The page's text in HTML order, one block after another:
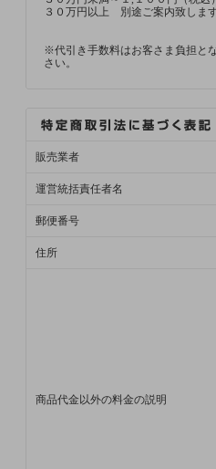
３０万円以上 別途ご案内致しま
※代引き手数料はお客さま負担と
さい。
販売業者
運営統括責任者名
郵便番号
住所
商品代金以外の料金の説明